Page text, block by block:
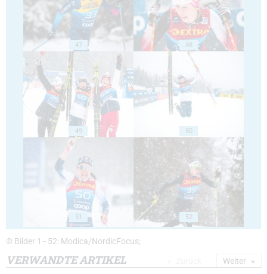
47 48
49 50
51 52
© Bilder 1 - 52: Modica/NordicFocus;
VERWANDTE ARTIKEL Weiter